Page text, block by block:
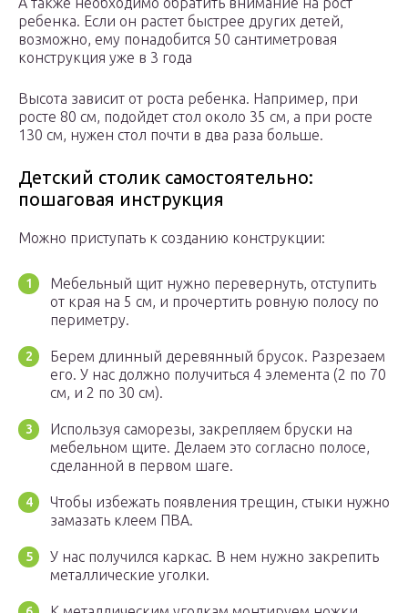
ребенка. Если он растет быстрее других детей,
возможно, ему понадобится 50 сантиметровая
конструкция уже в 3 года
Высота зависит от роста ребенка. Например, при
росте 80 см, подойдет стол около 35 см, а при росте
130 см, нужен стол почти в два раза больше.
Детский столик самостоятельно:
пошаговая инструкция
Можно приступать к созданию конструкции:
Мебельный щит нужно перевернуть, отступить
от края на 5 см, и прочертить ровную полосу по
периметру.
Берем длинный деревянный брусок. Разрезаем
его. У нас должно получиться 4 элемента (2 по 70
см, и 2 по 30 см).
Используя саморезы, закрепляем бруски на
мебельном щите. Делаем это согласно полосе,
сделанной в первом шаге.
Чтобы избежать появления трещин, стыки нужно
замазать клеем ПВА.
У нас получился каркас. В нем нужно закрепить
металлические уголки.